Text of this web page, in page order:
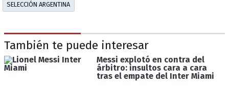
SELECCIÓN ARGENTINA
También te puede interesar
Messi explotó en contra del
árbitro: insultos cara a cara
tras el empate del Inter Miami